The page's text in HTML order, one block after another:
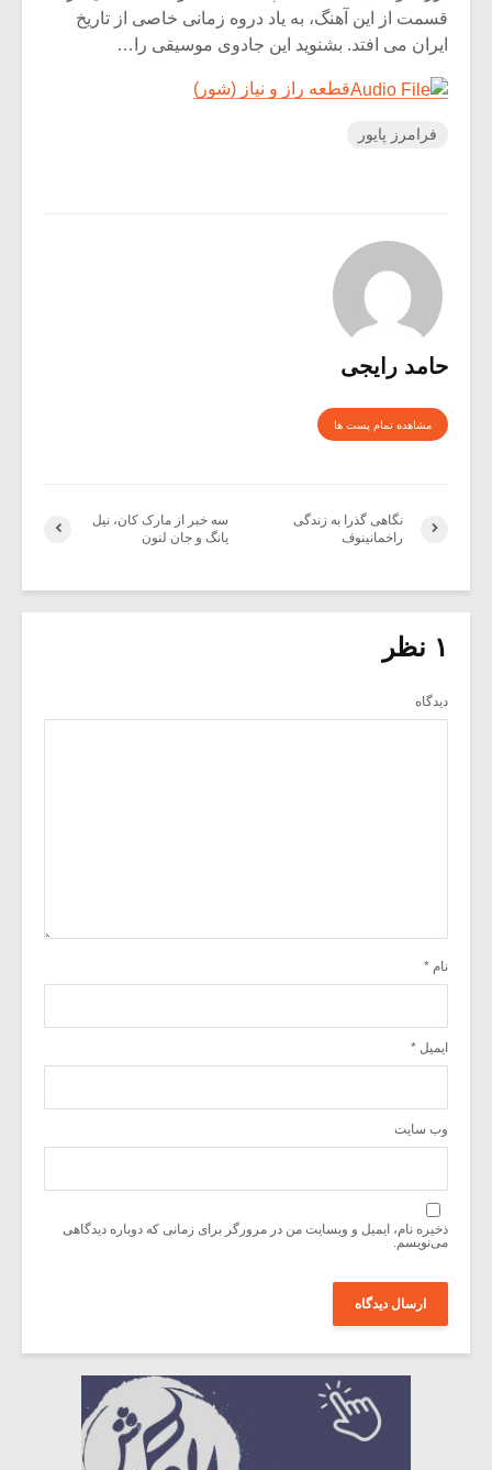
قسمت از این آهنگ، به یاد دروه زمانی خاصی از تاریخ
ایران می افتد. بشنوید این جادوی موسیقی را…
قطعه راز و نیاز (شور)
فرامرز پایور
حامد رایجی
مشاهده تمام پست ها
سه خبر از مارک کان، نیل
یانگ و جان لنون
نگاهی گذرا به زندگی
راخمانینوف
۱ نظر
دیدگاه
نام *
ایمیل *
وب‌ سایت
ذخیره نام، ایمیل و وبسایت من در مرورگر برای زمانی که دوباره دیدگاهی
می‌نویسم.